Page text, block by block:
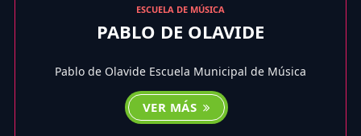
ESCUELA DE MÚSICA
PABLO DE OLAVIDE
Pablo de Olavide Escuela Municipal de Música
VER MÁS